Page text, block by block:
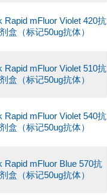
Rapid mFluor Violet 420抗
盒（标记50ug抗体）
Rapid mFluor Violet 510抗
盒（标记50ug抗体）
Rapid mFluor Violet 540抗
盒（标记50ug抗体）
Rapid mFluor Blue 570抗
盒（标记50ug抗体）